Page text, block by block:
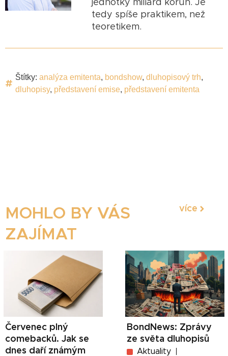
jednotky miliard korun. Je
tedy spíše praktikem, než
teoretikem.
Štítky: analýza emitenta, bondshow, dluhopisový trh,
dluhopisy, představení emise, představení emitenta
MOHLO BY VÁS
ZAJÍMAT
více
Červenec plný
comebacků. Jak se
dnes daří známým
BondNews: Zprávy
ze světa dluhopisů
Aktuality